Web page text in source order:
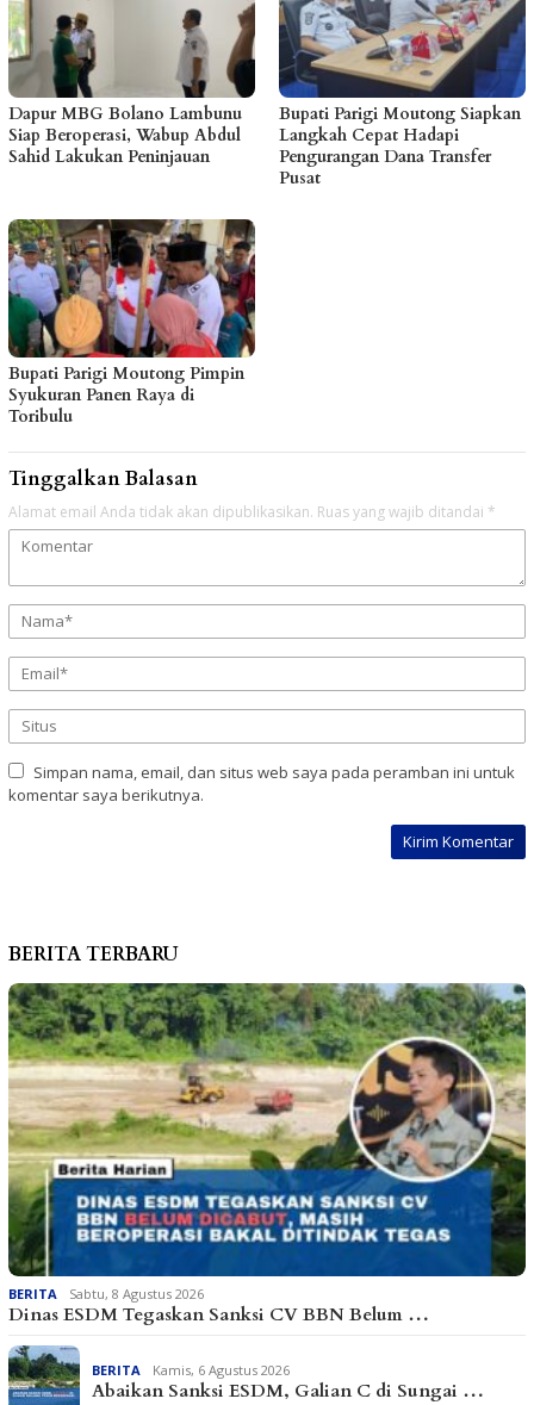
Dapur MBG Bolano Lambunu
Siap Beroperasi, Wabup Abdul
Sahid Lakukan Peninjauan
Bupati Parigi Moutong Siapkan
Langkah Cepat Hadapi
Pengurangan Dana Transfer
Pusat
Bupati Parigi Moutong Pimpin
Syukuran Panen Raya di
Toribulu
Tinggalkan Balasan
Alamat email Anda tidak akan dipublikasikan. Ruas yang wajib ditandai *
Simpan nama, email, dan situs web saya pada peramban ini untuk
komentar saya berikutnya.
BERITA TERBARU
BERITA Sabtu, 8 Agustus 2026
Dinas ESDM Tegaskan Sanksi CV BBN Belum …
BERITA Kamis, 6 Agustus 2026
Abaikan Sanksi ESDM, Galian C di Sungai …